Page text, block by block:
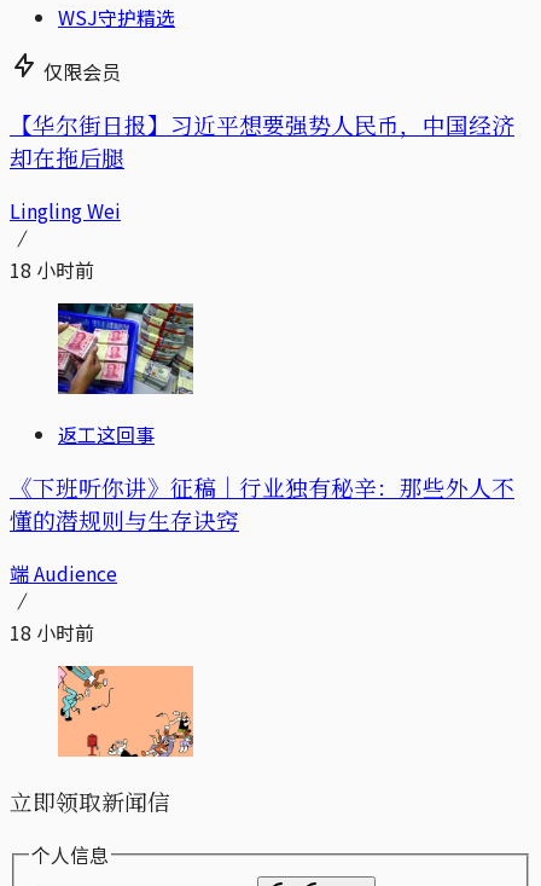
WSJ守护精选
仅限会员
【华尔街日报】习近平想要强势人民币，中国经济
却在拖后腿
Lingling Wei
18 小时前
返工这回事
《下班听你讲》征稿｜行业独有秘辛：那些外人不
懂的潜规则与生存诀窍
端 Audience
18 小时前
立即领取新闻信
个人信息